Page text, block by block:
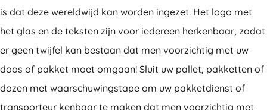
is dat deze wereldwijd kan worden ingezet. Het logo met
het glas en de teksten zijn voor iedereen herkenbaar, zodat
er geen twijfel kan bestaan dat men voorzichtig met uw
doos of pakket moet omgaan! Sluit uw pallet, pakketten of
dozen met waarschuwingstape om uw pakketdienst of
transporteur kenbaar te maken dat men voorzichtig met